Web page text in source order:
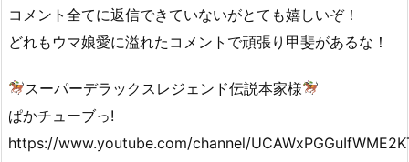
コメント全てに返信できていないがとても嬉しいぞ！
どれもウマ娘愛に溢れたコメントで頑張り甲斐があるな！
スーパーデラックスレジェンド伝説本家様
ぱかチューブっ!
https://www.youtube.com/channel/